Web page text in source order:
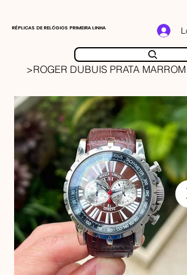
RÉPLICAS DE RELÓGIOS PRIMEIRA LINHA
>ROGER DUBUIS PRATA